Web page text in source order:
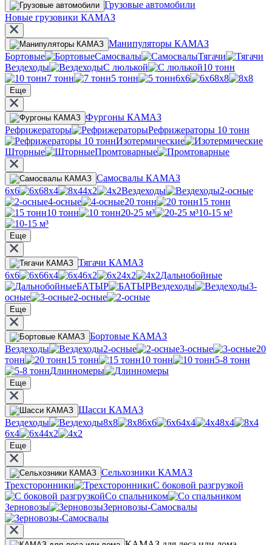
Грузовые автомобили
Новые грузовики КАМАЗ
Манипуляторы КАМАЗ
Бортовые
Самосвалы
Тягачи
Вездеходы
С люлькой
10 тонн
7 тонн
5 тонн 6х6 8х8
Еще
Фургоны КАМАЗ
Рефрижераторы
Рефрижераторы 10 тонн
Изотермические
Шторные
Промтоварные
Самосвалы КАМАЗ
6х6
8х4 4х2 Вездеходы
2-осные
4-осные
20 тонн
15 тонн
10 тонн
20-25 м³ 10-15 м³
Еще
Тягачи КАМАЗ
6х6
6х4 6х2 4х2
Дальнобойные
БАТЫР
Вездеходы
3-
осные
2-осные
Еще
Бортовые КАМАЗ
Вездеходы
2-осные 3-осные
20
тонн
15 тонн 10 тонн
5-8 тонн
Длинномеры
Еще
Шасси КАМАЗ
Вездеходы
8х8 6х6 4х4
8х4
6х4
4х2
Еще
Сельхозники КАМАЗ
Трехсторонники
С боковой разгрузкой
Со спальником
Зерновозы
Зерновозы-Самосвалы